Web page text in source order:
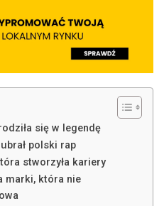
się w legendę
polski rap
stworzyła kariery
marki, która nie